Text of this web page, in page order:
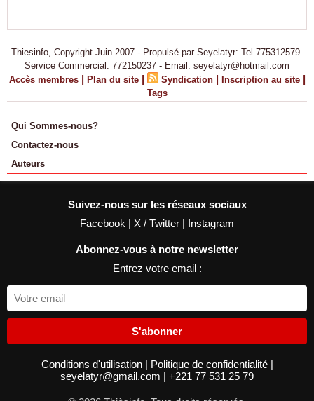
Thiesinfo, Copyright Juin 2007 - Propulsé par Seyelatyr: Tel 775312579.
Service Commercial: 772150237 - Email: seyelatyr@hotmail.com
Accès membres | Plan du site | Syndication | Inscription au site |
Tags
Qui Sommes-nous?
Contactez-nous
Auteurs
Suivez-nous sur les réseaux sociaux
Facebook | X / Twitter | Instagram
Abonnez-vous à notre newsletter
Entrez votre email :
S'abonner
Conditions d'utilisation | Politique de confidentialité |
seyelatyr@gmail.com | +221 77 531 25 79